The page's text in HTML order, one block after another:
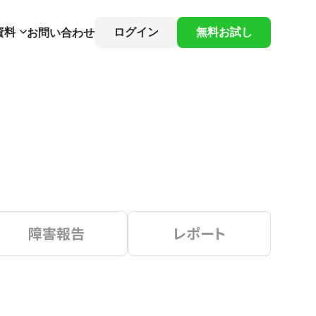
料 お問い合わせ ログイン 無料お試し
障害報告 レポート